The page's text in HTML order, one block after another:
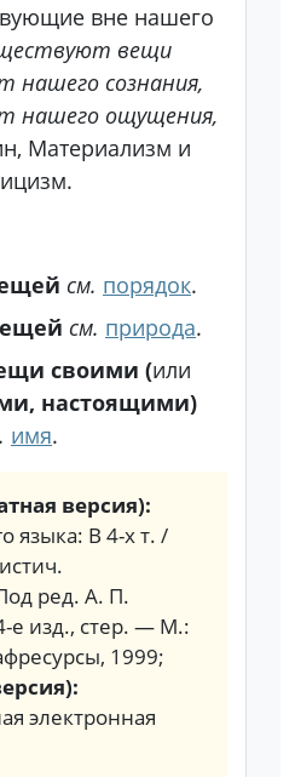
вне нашего
вещи
нашего сознания,
нашего ощущения,
Материализм и
см. порядок.
см. природа.
своими (или
настоящими)
имя.
версия):
языка: В 4-х т. /
ред. А. П.
е изд., стер. — М.:
1999;
электронная